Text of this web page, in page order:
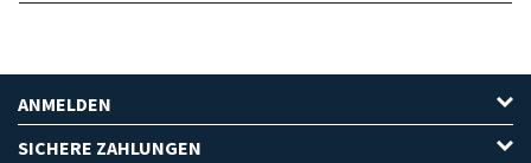
ANMELDEN
SICHERE ZAHLUNGEN